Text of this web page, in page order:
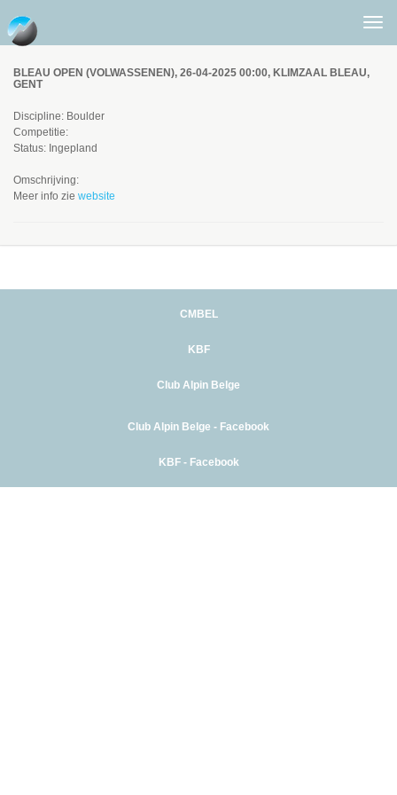
BLEAU OPEN (VOLWASSENEN), 26-04-2025 00:00, KLIMZAAL BLEAU,
GENT
Discipline: Boulder
Competitie:
Status: Ingepland
Omschrijving:
Meer info zie website
CMBEL
KBF
Club Alpin Belge
Club Alpin Belge - Facebook
KBF - Facebook